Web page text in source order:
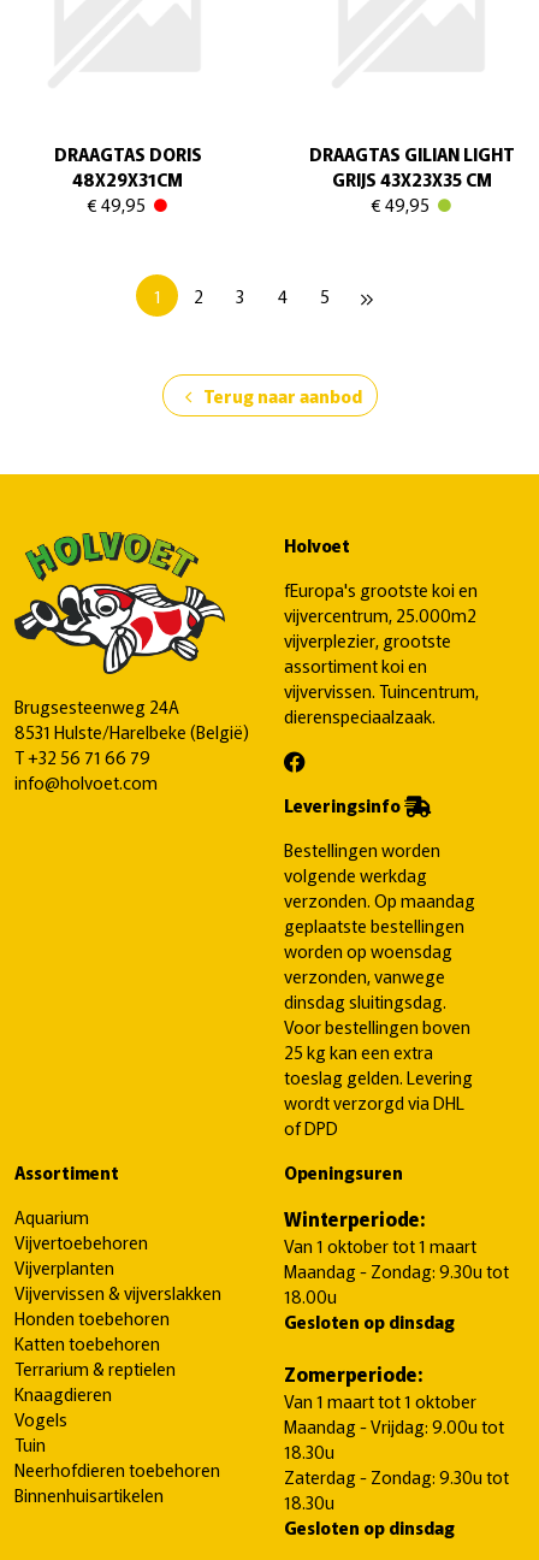
DRAAGTAS DORIS
48X29X31CM
€ 49,95
DRAAGTAS GILIAN LIGHT
GRIJS 43X23X35 CM
€ 49,95
1 2 3 4 5 keyboard_double_arrow_right
chevron_left Terug naar aanbod
Brugsesteenweg 24A
8531 Hulste/Harelbeke (België)
T+32 56 71 66 79
info@holvoet.com
Holvoet
fEuropa's grootste koi en
vijvercentrum, 25.000m2
vijverplezier, grootste
assortiment koi en
vijvervissen. Tuincentrum,
dierenspeciaalzaak.
Leveringsinfo
Bestellingen worden
volgende werkdag
verzonden. Op maandag
geplaatste bestellingen
worden op woensdag
verzonden, vanwege
dinsdag sluitingsdag.
Voor bestellingen boven
25 kg kan een extra
toeslag gelden. Levering
wordt verzorgd via DHL
of DPD
Assortiment
Aquarium
Vijvertoebehoren
Vijverplanten
Vijvervissen & vijverslakken
Honden toebehoren
Katten toebehoren
Terrarium & reptielen
Knaagdieren
Vogels
Tuin
Neerhofdieren toebehoren
Binnenhuisartikelen
Openingsuren
Winterperiode:
Van 1 oktober tot 1 maart
Maandag - Zondag: 9.30u tot
18.00u
Gesloten op dinsdag
Zomerperiode:
Van 1 maart tot 1 oktober
Maandag - Vrijdag: 9.00u tot
18.30u
Zaterdag - Zondag: 9.30u tot
18.30u
Gesloten op dinsdag